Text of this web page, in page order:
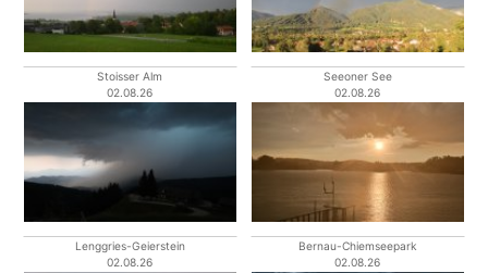
Stoisser Alm
02.08.26
Seeoner See
02.08.26
Lenggries-Geierstein
02.08.26
Bernau-Chiemseepark
02.08.26